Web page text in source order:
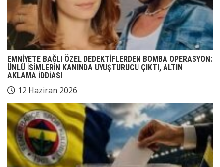
EMNİYETE BAĞLI ÖZEL DEDEKTİFLERDEN BOMBA OPERASYON:
ÜNLÜ İSİMLERİN KANINDA UYUŞTURUCU ÇIKTI, ALTIN
AKLAMA İDDİASI
12 Haziran 2026